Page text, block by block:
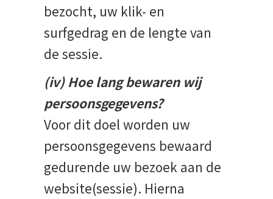
bezocht, uw klik- en
surfgedrag en de lengte van
de sessie.
(iv) Hoe lang bewaren wij
persoonsgegevens?
Voor dit doel worden uw
persoonsgegevens bewaard
gedurende uw bezoek aan de
website(sessie). Hierna